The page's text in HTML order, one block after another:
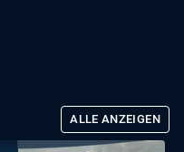
ALLE ANZEIGEN